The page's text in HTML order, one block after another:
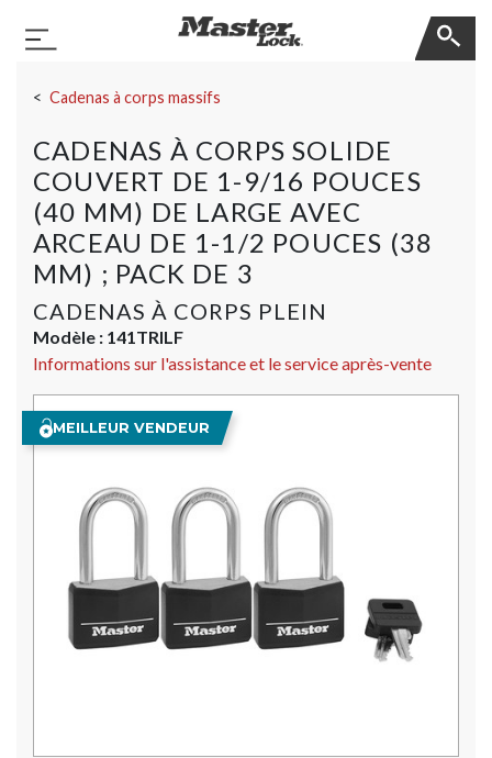
Basculer la navigation
Cadenas à corps massifs
CADENAS À CORPS SOLIDE
COUVERT DE 1-9/16 POUCES
(40 MM) DE LARGE AVEC
ARCEAU DE 1-1/2 POUCES (38
MM) ; PACK DE 3
CADENAS À CORPS PLEIN
Modèle : 141TRILF
Informations sur l'assistance et le service après-vente
MEILLEUR VENDEUR